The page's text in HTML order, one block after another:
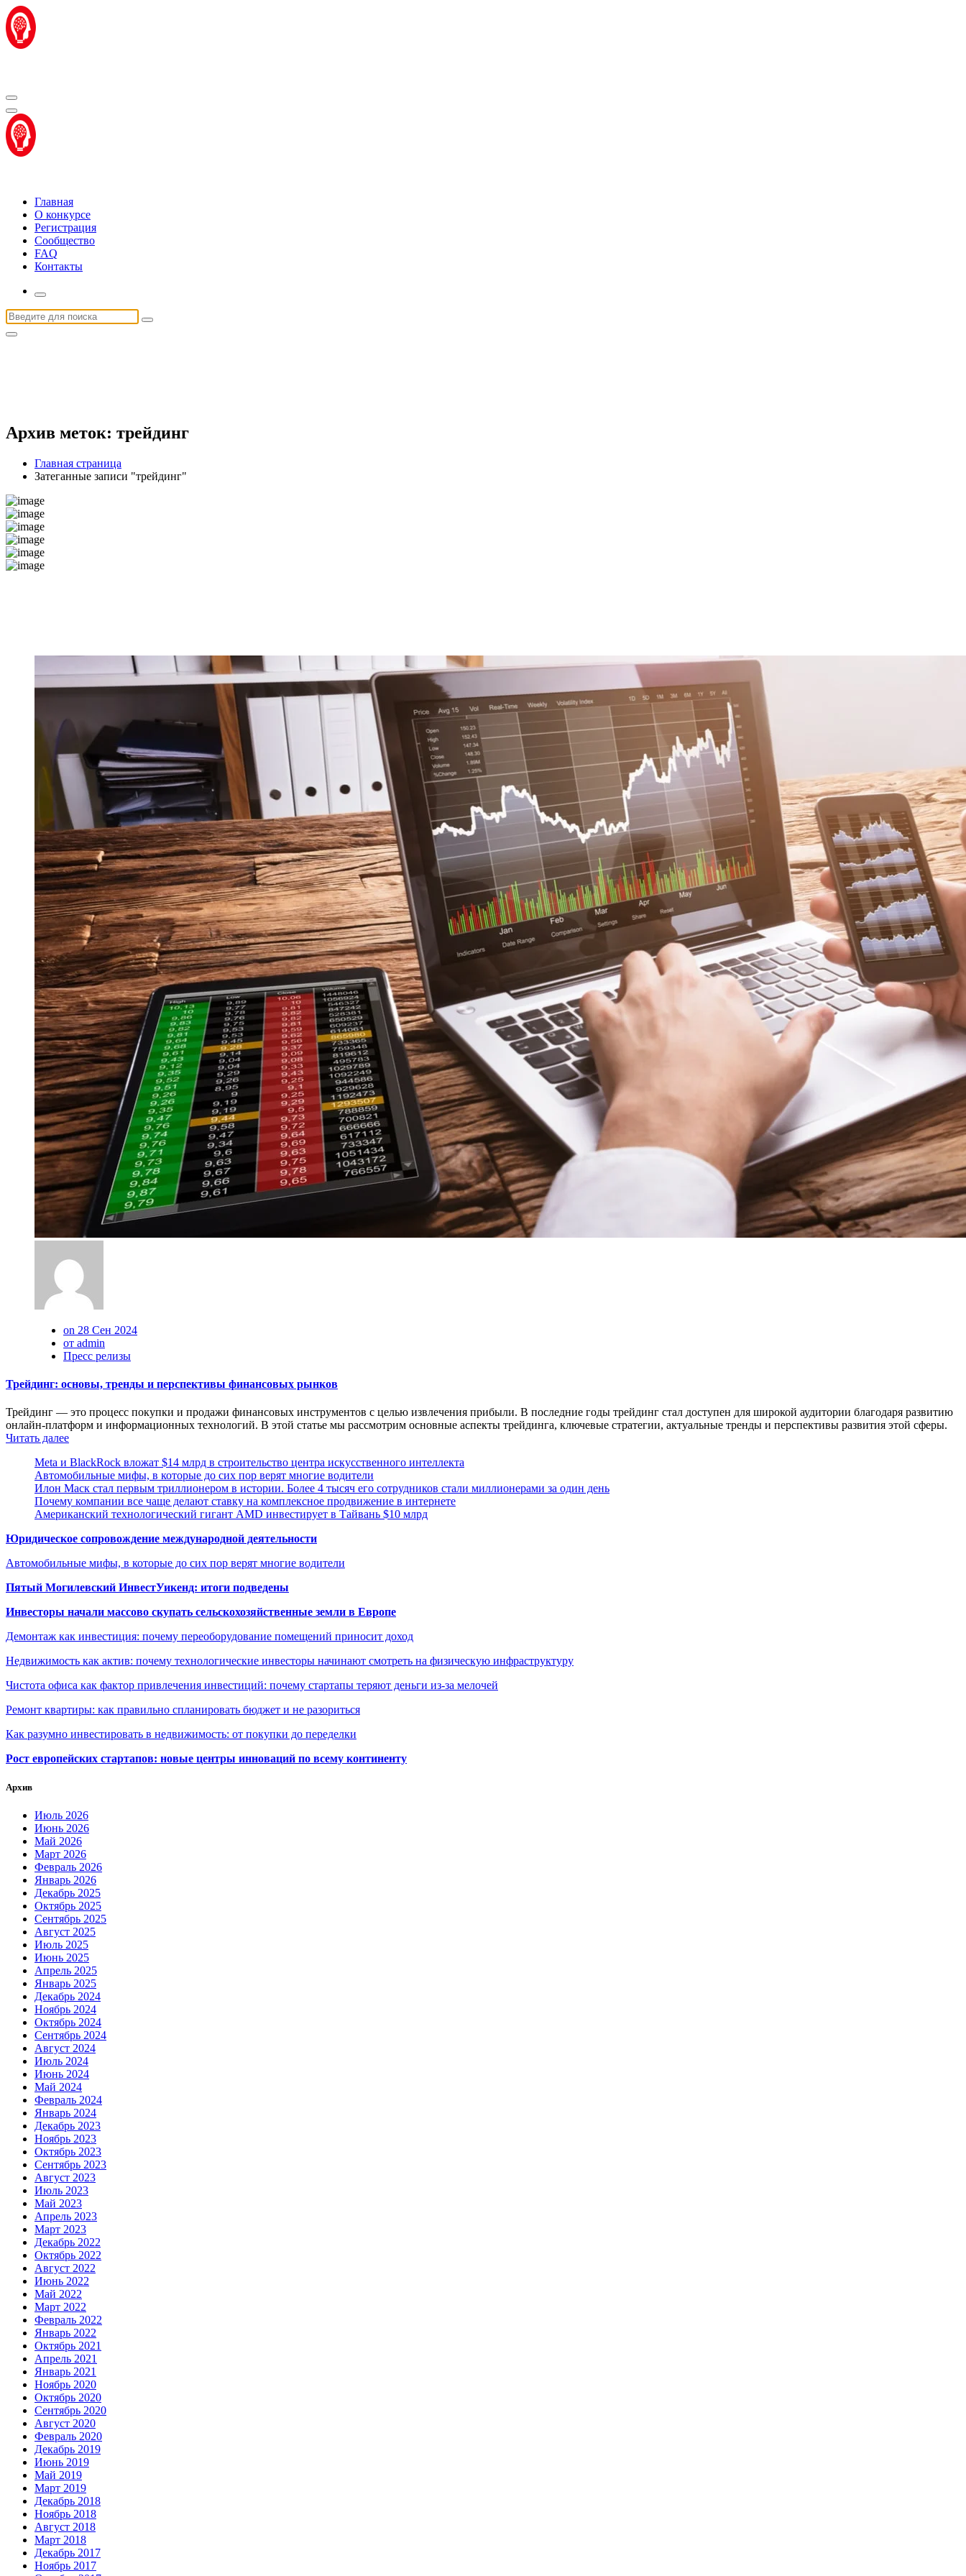
Перейти
к
содержимому
Главная
О конкурсе
Регистрация
Сообщество
FAQ
Контакты
Искать:
Архив меток: трейдинг
Главная страница
Затеганные записи "трейдинг"
on 28 Сен 2024
от admin
Пресс релизы
Трейдинг: основы, тренды и перспективы финансовых рынков
Трейдинг — это процесс покупки и продажи финансовых инструментов с целью извлечения прибыли. В последние годы трейдинг стал доступен для широкой аудитории благодаря развитию
онлайн-платформ и информационных технологий. В этой статье мы рассмотрим основные аспекты трейдинга, ключевые стратегии, актуальные тренды и перспективы развития этой сферы.
Читать далее
Meta и BlackRock вложат $14 млрд в строительство центра искусственного интеллекта
Автомобильные мифы, в которые до сих пор верят многие водители
Илон Маск стал первым триллионером в истории. Более 4 тысяч его сотрудников стали миллионерами за один день
Почему компании все чаще делают ставку на комплексное продвижение в интернете
Американский технологический гигант AMD инвестирует в Тайвань $10 млрд
Юридическое сопровождение международной деятельности
Автомобильные мифы, в которые до сих пор верят многие водители
Пятый Могилевский ИнвестУикенд: итоги подведены
Инвесторы начали массово скупать сельскохозяйственные земли в Европе
Демонтаж как инвестиция: почему переоборудование помещений приносит доход
Недвижимость как актив: почему технологические инвесторы начинают смотреть на физическую инфраструктуру
Чистота офиса как фактор привлечения инвестиций: почему стартапы теряют деньги из-за мелочей
Ремонт квартиры: как правильно спланировать бюджет и не разориться
Как разумно инвестировать в недвижимость: от покупки до переделки
Рост европейских стартапов: новые центры инноваций по всему континенту
Архив
Июль 2026
Июнь 2026
Май 2026
Март 2026
Февраль 2026
Январь 2026
Декабрь 2025
Октябрь 2025
Сентябрь 2025
Август 2025
Июль 2025
Июнь 2025
Апрель 2025
Январь 2025
Декабрь 2024
Ноябрь 2024
Октябрь 2024
Сентябрь 2024
Август 2024
Июль 2024
Июнь 2024
Май 2024
Февраль 2024
Январь 2024
Декабрь 2023
Ноябрь 2023
Октябрь 2023
Сентябрь 2023
Август 2023
Июль 2023
Май 2023
Апрель 2023
Март 2023
Декабрь 2022
Октябрь 2022
Август 2022
Июнь 2022
Май 2022
Март 2022
Февраль 2022
Январь 2022
Октябрь 2021
Апрель 2021
Январь 2021
Ноябрь 2020
Октябрь 2020
Сентябрь 2020
Август 2020
Февраль 2020
Декабрь 2019
Июнь 2019
Май 2019
Март 2019
Декабрь 2018
Ноябрь 2018
Август 2018
Март 2018
Декабрь 2017
Ноябрь 2017